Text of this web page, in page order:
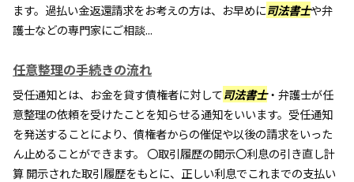
ます。過払い金返還請求をお考えの方は、お早めに司法書士や弁
護士などの専門家にご相談...
任意整理の手続きの流れ
受任通知とは、お金を貸す債権者に対して司法書士・弁護士が任
意整理の依頼を受けたことを知らせる通知をいいます。受任通知
を発送することにより、債権者からの催促や以後の請求をいった
ん止めることができます。 〇取引履歴の開示〇利息の引き直し計
算 開示された取引履歴をもとに、正しい利息でこれまでの支払い